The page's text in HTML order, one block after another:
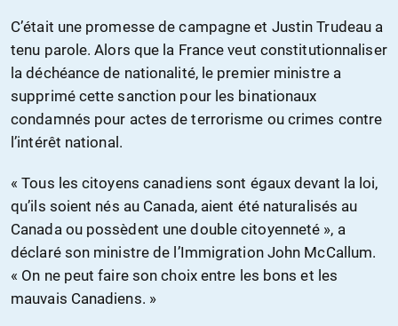
C’était une promesse de campagne et Justin Trudeau a
tenu parole. Alors que la France veut constitutionnaliser
la déchéance de nationalité, le premier ministre a
supprimé cette sanction pour les binationaux
condamnés pour actes de terrorisme ou crimes contre
l’intérêt national.
« Tous les citoyens canadiens sont égaux devant la loi,
qu’ils soient nés au Canada, aient été naturalisés au
Canada ou possèdent une double citoyenneté », a
déclaré son ministre de l’Immigration John McCallum.
« On ne peut faire son choix entre les bons et les
mauvais Canadiens. »